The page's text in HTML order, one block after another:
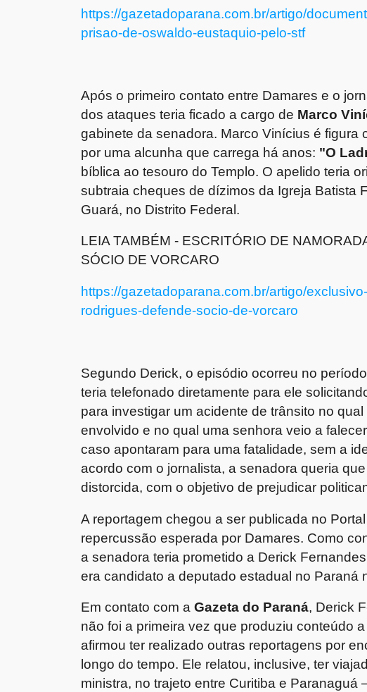
https://gazetadoparana.com.br/artigo/
prisao-de-oswaldo-eustaquio-pelo-stf
Após o primeiro contato entre Damares e o
dos ataques teria ficado a cargo de Marco
gabinete da senadora. Marco Vinícius é figura
por uma alcunha que carrega há anos: "O
bíblica ao tesouro do Templo. O apelido teria
subtraia cheques de dízimos da Igreja Batista
Guará, no Distrito Federal.
LEIA TAMBÉM - ESCRITÓRIO DE
SÓCIO DE VORCARO
https://gazetadoparana.com.br/artigo/
rodrigues-defende-socio-de-vorcaro
Segundo Derick, o episódio ocorreu no
teria telefonado diretamente para ele
para investigar um acidente de trânsito no
envolvido e no qual uma senhora veio a
caso apontaram para uma fatalidade, sem a
acordo com o jornalista, a senadora queria
distorcida, com o objetivo de prejudicar
A reportagem chegou a ser publicada no
repercussão esperada por Damares. Como
a senadora teria prometido a Derick
era candidato a deputado estadual no Paraná
Em contato com aGazeta do Paraná, Derick
não foi a primeira vez que produziu conteúdo
afirmou ter realizado outras reportagens por
longo do tempo. Ele relatou, inclusive, ter
ministra, no trajeto entre Curitiba e